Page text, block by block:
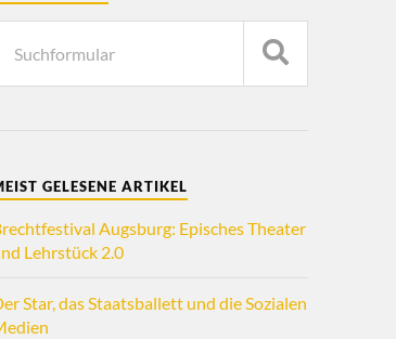
GELESENE ARTIKEL
Augsburg: Episches Theater
Lehrstück 2.0
Star, das Staatsballett und die Sozialen